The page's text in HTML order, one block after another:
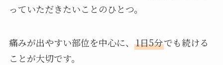
っていただきたいことのひとつ。
痛みが出やすい部位を中心に、 1日5分でも続ける
ことが大切です。